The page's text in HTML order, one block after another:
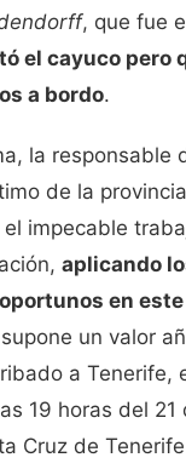
, que fue
el cayuco pero
a bordo.
la responsable
de la
impecable
aplicando
en
un valor
a Tenerife,
19 horas del 21
Cruz de